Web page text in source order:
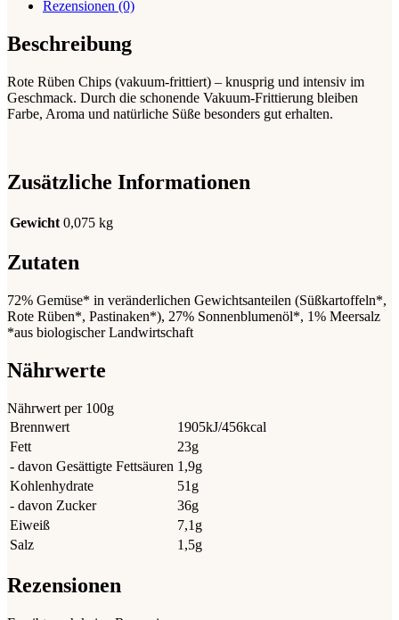
Rezensionen (0)
Beschreibung
Rote Rüben Chips (vakuum-frittiert) – knusprig und intensiv im
Geschmack. Durch die schonende Vakuum-Frittierung bleiben
Farbe, Aroma und natürliche Süße besonders gut erhalten.
Zusätzliche Informationen
Gewicht 0,075 kg
Zutaten
72% Gemüse* in veränderlichen Gewichtsanteilen (Süßkartoffeln*,
Rote Rüben*, Pastinaken*), 27% Sonnenblumenöl*, 1% Meersalz
*aus biologischer Landwirtschaft
Nährwerte
Nährwert per 100g
Brennwert
1905kJ/456kcal
Fett
23g
- davon Gesättigte Fettsäuren 1,9g
Kohlenhydrate
51g
- davon Zucker
36g
Eiweiß
7,1g
Salz
1,5g
Rezensionen